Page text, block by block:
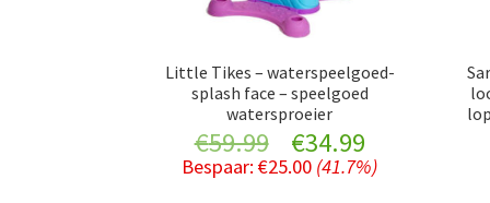
Little Tikes – waterspeelgoed-
splash face – speelgoed
watersproeier
€59.99
Original
price
€34.99Current
price
Bespaar:€25.00 (41.7%)